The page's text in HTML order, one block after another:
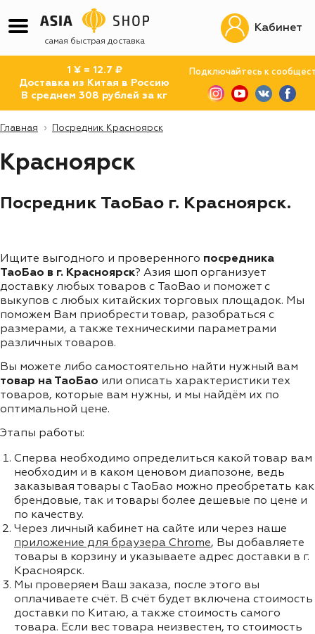
самая быстрая доставка
1 ¥ = 12.7 ₽
Доставка из Китая в Россию
В среднем 308 рублей за кг
Подключайтесь к
Кабинет
Главная Посредник Красноярск
Красноярск
Посредник ТаоБао г. Красноярск.
Ищите выгодного и проверенного посредника
ТаоБао в г. Красноярск? Азия шоп организует
доставку любых товаров с TaoBao и поможет с
выкупов с любых китайских торговых площадок. Мы
поможем Вам приобрести товар, разобраться с
размерами, а также техническими параметрами
различных товаров.
Вы можете либо самостоятельно найти нужный вам
товар на ТаоБао или описать характеристики тех
товаров, которые вам нужны, и мы найдём их по
оптимальной цене.
Этапы работы:
Сперва необходимо определиться какой товар вам
необходим и в каком ценовом диапозоне, ведь
заказывая товары с ТаоБао можно преобретать как
брендовые, так и товары более дешевые по цене и
по качеству.
Через личный кабинет на сайте или через наше
приложение для браузера Chrome, Вы добавляете
товары в корзину и указываете адрес доставки в г.
Красноярск.
Мы проверяем Ваш заказа, после этого вы
оплачиваете счёт. В счёт будет включена стоимость
доставки по Китаю, а также стоимость самого
товара. Если вес товара неизвестен, то стоимость